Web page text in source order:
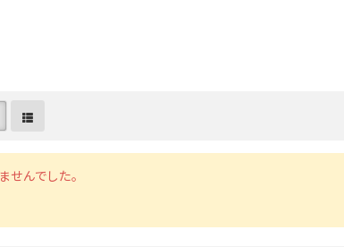
んでした。